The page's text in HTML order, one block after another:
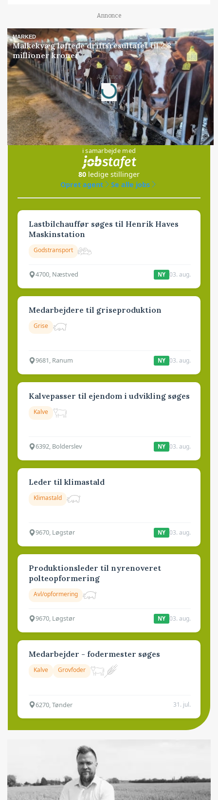
Annonce
MARKED
Malkekvæg løftede driftsresultatet til 2,8
millioner kroner
Annonce
Loading...
Jobs
i samarbejde med
80 ledige stillinger
Opret agent
Se alle jobs
Lastbilchauffør søges til Henrik Haves
Maskinstation
Godstransport
4700, Næstved NY 03. aug.
Medarbejdere til griseproduktion
Grise
9681, Ranum NY 03. aug.
Kalvepasser til ejendom i udvikling søges
Kalve
6392, Bolderslev NY 03. aug.
Leder til klimastald
Klimastald
9670, Løgstør NY 03. aug.
Produktionsleder til nyrenoveret
polteopformering
Avl/opformering
9670, Løgstør NY 03. aug.
Medarbejder - fodermester søges
Kalve Grovfoder
6270, Tønder 31. jul.